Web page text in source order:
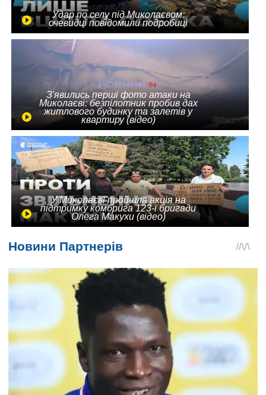
Удар по селу під Миколаєвом:
очевидці повідомили подробиці
З'явились перші фото атаки на
Миколаєві: безпілотник пробив дах
житлового будинку та залетів у
квартиру (відео)
У Миколаєві пройшла акція на
підтримку комбрига 123-ї бригади
Олега Макухи (відео)